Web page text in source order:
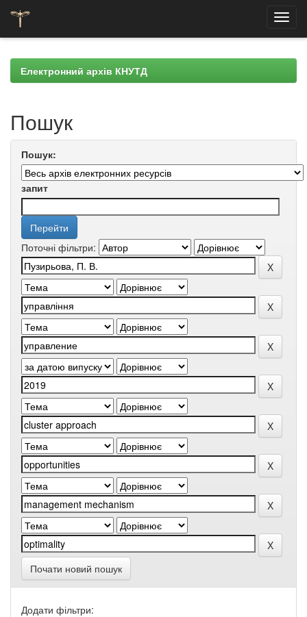
navigationЕлектронний архів КНУТД
Пошук
Пошук:
запит
Поточні фільтри:
Почати новий пошук
Додати фільтри: